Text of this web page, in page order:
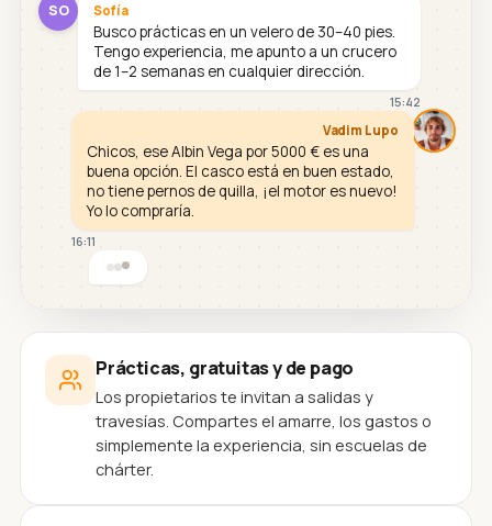
SO Sofía
Busco prácticas en un velero de 30–40 pies.
Tengo experiencia, me apunto a un crucero
de 1–2 semanas en cualquier dirección.
15:42
Vadim Lupo
Chicos, ese Albin Vega por 5000 € es una
buena opción. El casco está en buen estado,
no tiene pernos de quilla, ¡el motor es nuevo!
Yo lo compraría.
16:11
Prácticas, gratuitas y de pago
Los propietarios te invitan a salidas y
travesías. Compartes el amarre, los gastos o
simplemente la experiencia, sin escuelas de
chárter.